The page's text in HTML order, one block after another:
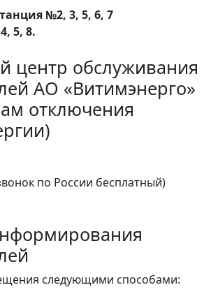
№2, 3, 5, 6, 7
5, 8.
центр обслуживания
АО «Витимэнерго»
отключения
по России бесплатный)
следующими способами: